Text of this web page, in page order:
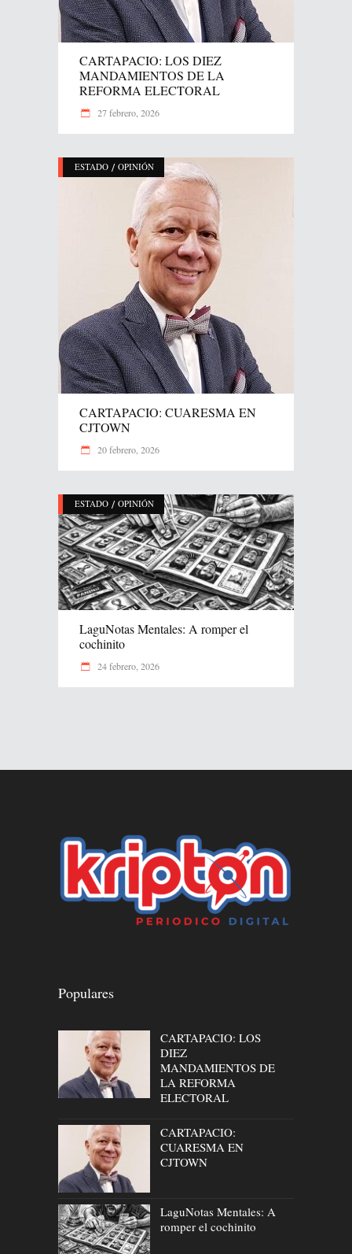
CARTAPACIO: LOS DIEZ
MANDAMIENTOS DE LA
REFORMA ELECTORAL
27 febrero, 2026
ESTADO / OPINIÓN
CARTAPACIO: CUARESMA EN
CJTOWN
20 febrero, 2026
ESTADO / OPINIÓN
LaguNotas Mentales: A romper el
cochinito
24 febrero, 2026
Populares
CARTAPACIO: LOS
DIEZ
MANDAMIENTOS DE
LA REFORMA
ELECTORAL
CARTAPACIO:
CUARESMA EN
CJTOWN
LaguNotas Mentales: A
romper el cochinito